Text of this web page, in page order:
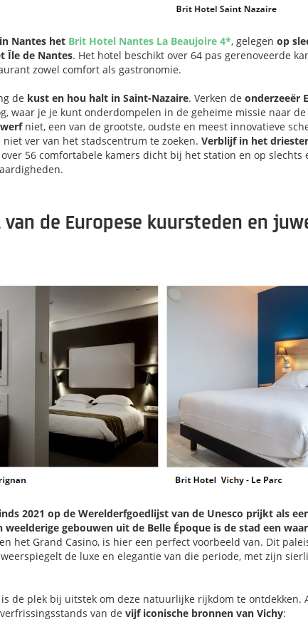
Nantes het Brit Hotel Nantes La Beaujoire 4*, gelegen op
Île de Nantes. Het hotel beschikt over 64 pas gerenoveerde
zowel comfort als gastronomie.
de kust en hou halt in Saint-Nazaire. Verken de onderzeeër
waar je je kunt onderdompelen in de geheime missie naar
niet, een van de grootste, oudste en meest innovatieve
ver van het stadscentrum te zoeken. Verblijf in het
56 comfortabele kamers dicht bij het station en op
de Europese kuursteden en
2021 op de Werelderfgoedlijst van de Unesco prijkt als
weelderige gebouwen uit de Belle Époque is de stad een
het Grand Casino, is hier een perfect voorbeeld van. Dit
de luxe en elegantie van die periode, met zijn
is de plek bij uitstek om deze natuurlijke rijkdom te ontdekken.
van de vijf iconische bronnen van Vichy: